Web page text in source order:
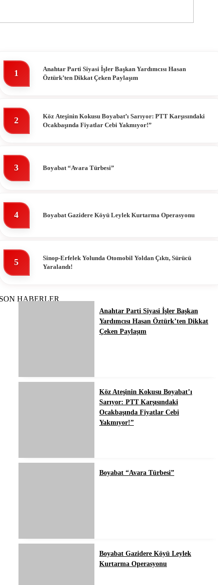
1
Anahtar Parti Siyasi İşler Başkan Yardımcısı Hasan
Öztürk’ten Dikkat Çeken Paylaşım
2
Köz Ateşinin Kokusu Boyabat’ı Sarıyor: PTT Karşısındaki
Ocakbaşında Fiyatlar Cebi Yakmıyor!”
3 Boyabat “Avara Türbesi”
4 Boyabat Gazidere Köyü Leylek Kurtarma Operasyonu
5
Sinop-Erfelek Yolunda Otomobil Yoldan Çıktı, Sürücü
Yaralandı!
HABERLER
Anahtar Parti Siyasi İşler Başkan
Yardımcısı Hasan Öztürk’ten Dikkat
Çeken Paylaşım
Köz Ateşinin Kokusu Boyabat’ı
Sarıyor: PTT Karşısındaki
Ocakbaşında Fiyatlar Cebi
Yakmıyor!”
Boyabat “Avara Türbesi”
Boyabat Gazidere Köyü Leylek
Kurtarma Operasyonu